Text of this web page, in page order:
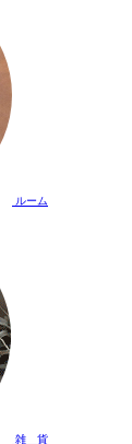
ルーム
雑 貨